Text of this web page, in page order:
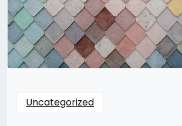
Uncategorized